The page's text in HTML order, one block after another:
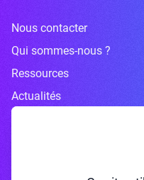
Nous contacter
Qui sommes-nous ?
Ressources
Actualités
Inscrivez-